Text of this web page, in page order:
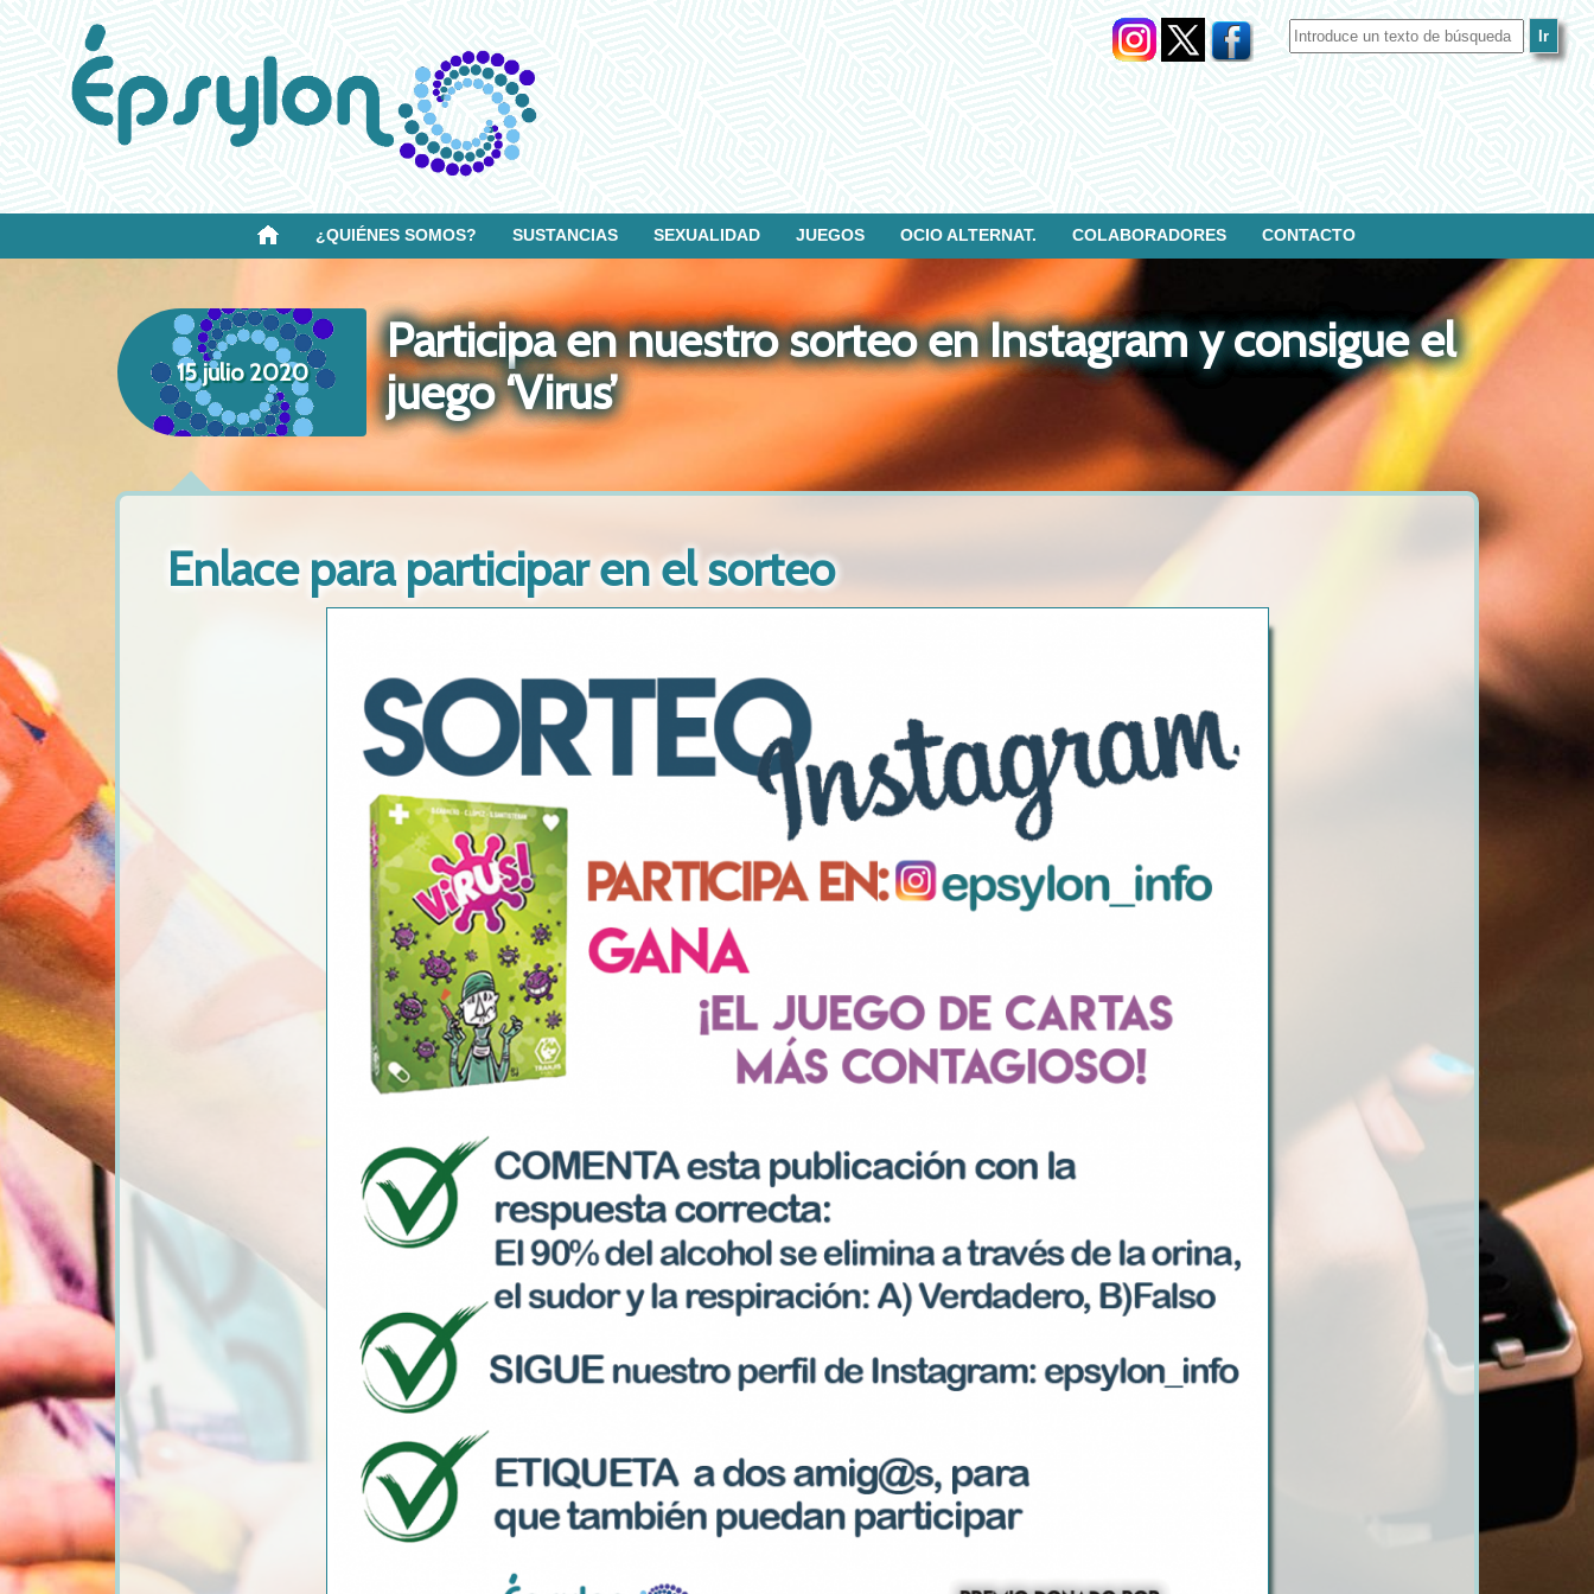
¿QUIÉNES SOMOS? SUSTANCIAS SEXUALIDAD JUEGOS OCIO ALTERNAT. COLABORADORES CONTACTO
15 julio 2020
Participa en nuestro sorteo en Instagram y consigue el
juego ‘Virus’
Enlace para participar en el sorteo